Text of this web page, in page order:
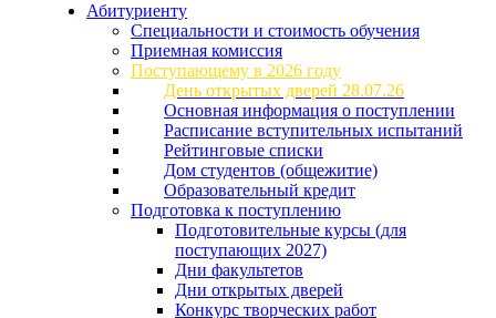
Абитуриенту
Специальности и стоимость обучения
Приемная комиссия
Поступающему в 2026 году
День открытых дверей 28.07.26
Основная информация о поступлении
Расписание вступительных испытаний
Рейтинговые списки
Дом студентов (общежитие)
Образовательный кредит
Подготовка к поступлению
Подготовительные курсы (для
поступающих 2027)
Дни факультетов
Дни открытых дверей
Конкурс творческих работ